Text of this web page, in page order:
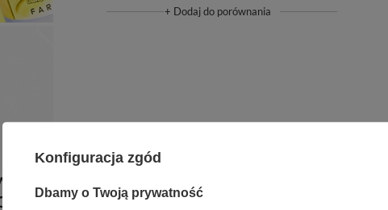
+ Dodaj do porównania
Konfiguracja zgód
Dbamy o Twoją prywatność